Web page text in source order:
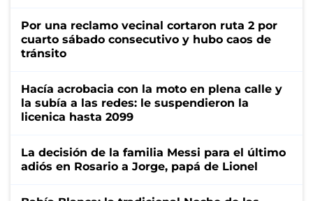
Por una reclamo vecinal cortaron ruta 2 por
cuarto sábado consecutivo y hubo caos de
tránsito
Hacía acrobacia con la moto en plena calle y
la subía a las redes: le suspendieron la
licenica hasta 2099
La decisión de la familia Messi para el último
adiós en Rosario a Jorge, papá de Lionel